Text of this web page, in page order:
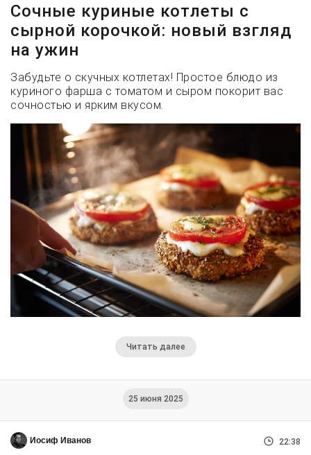
Сочные куриные котлеты с
сырной корочкой: новый взгляд
на ужин
Забудьте о скучных котлетах! Простое блюдо из
куриного фарша с томатом и сыром покорит вас
сочностью и ярким вкусом.
Читать далее
25 июня 2025
Иосиф Иванов 22:38